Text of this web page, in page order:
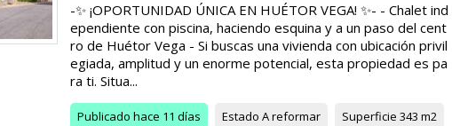
-✨ ¡OPORTUNIDAD ÚNICA EN HUÉTOR VEGA! ✨- - Chalet ind
ependiente con piscina, haciendo esquina y a un paso del cent
ro de Huétor Vega - Si buscas una vivienda con ubicación privil
egiada, amplitud y un enorme potencial, esta propiedad es pa
ra ti. Situa...
Publicado hace 11 días Estado A reformar Superficie 343 m2